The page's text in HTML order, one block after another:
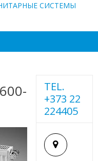
СИСТЕМЫ
TEL.
+373 22
224405